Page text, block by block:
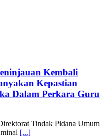
Kembali
Kepastian
Dalam Perkara Guru
Tindak Pidana Umum
[...]